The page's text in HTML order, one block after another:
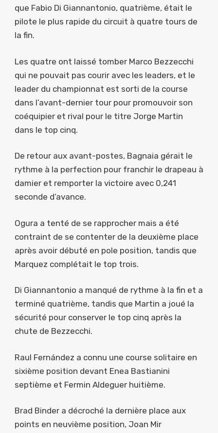
que Fabio Di Giannantonio, quatrième, était le
pilote le plus rapide du circuit à quatre tours de
la fin.
Les quatre ont laissé tomber Marco Bezzecchi
qui ne pouvait pas courir avec les leaders, et le
leader du championnat est sorti de la course
dans l’avant-dernier tour pour promouvoir son
coéquipier et rival pour le titre Jorge Martin
dans le top cinq.
De retour aux avant-postes, Bagnaia gérait le
rythme à la perfection pour franchir le drapeau à
damier et remporter la victoire avec 0,241
seconde d’avance.
Ogura a tenté de se rapprocher mais a été
contraint de se contenter de la deuxième place
après avoir débuté en pole position, tandis que
Marquez complétait le top trois.
Di Giannantonio a manqué de rythme à la fin et a
terminé quatrième, tandis que Martin a joué la
sécurité pour conserver le top cinq après la
chute de Bezzecchi.
Raul Fernández a connu une course solitaire en
sixième position devant Enea Bastianini
septième et Fermin Aldeguer huitième.
Brad Binder a décroché la dernière place aux
points en neuvième position, Joan Mir